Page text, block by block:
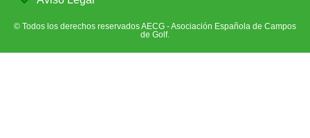
© Todos los derechos reservados AECG - Asociación Española de Campos
de Golf.